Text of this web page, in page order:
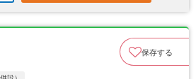
保存する